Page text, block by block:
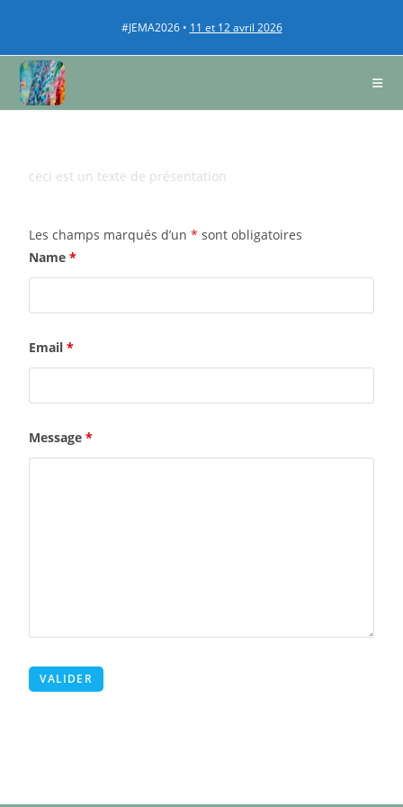
#JEMA2026 • 11 et 12 avril 2026
ceci est un texte de présentation
Les champs marqués d’un* sont obligatoires
Name*
Email*
Message*